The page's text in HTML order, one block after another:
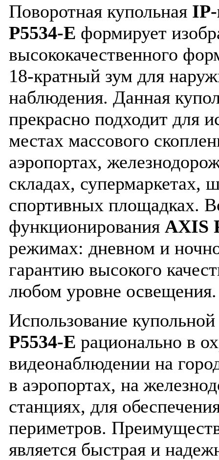
Поворотная купольная
P5534-E формирует
высококачественного
18-кратный зум для
наблюдения. Данная
прекрасно подходит для
местах массового
аэропортах,
складах, супермаркетах,
спортивных площадках.
функционирования AXIS
режимах: дневном и
гарантию высокого
любом уровне освещения.
Использование
P5534-E рационально в
видеонаблюдении на
в аэропортах, на
станциях, для
периметров.
является быстрая и